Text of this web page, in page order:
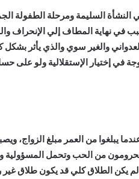
السليمة ومرحلة الطفولة
في نهاية المطاف إلي الإنحراف
والغير سوي والذي يأثر
في إختيار الإستقلالية ولو على
يبلغوا من العمر مبلغ الزواج،
من الحب وتحمل المسؤولية
لم يكن الطلاق كلي قد يكون طلاق